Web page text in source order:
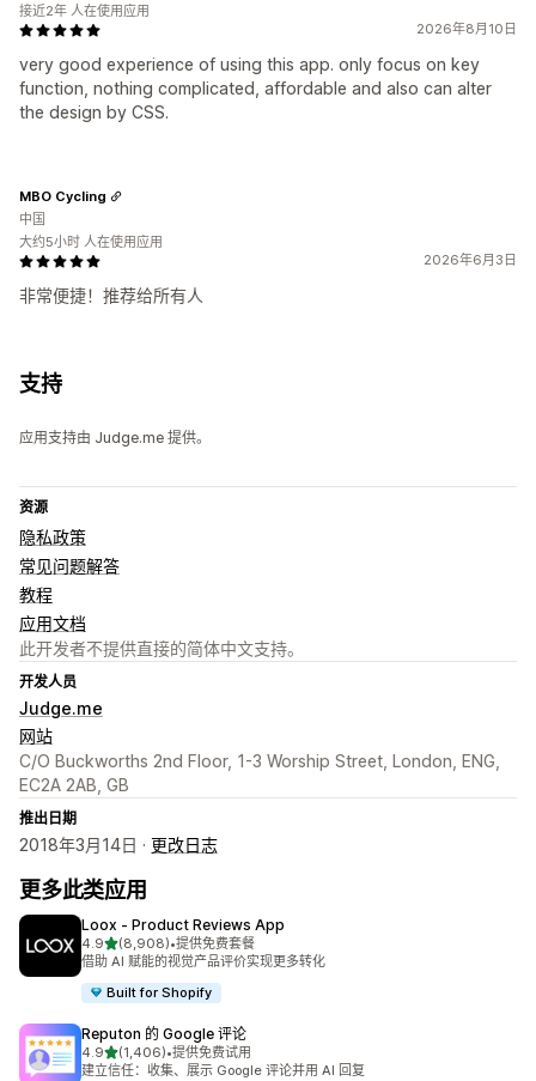
2026年8月10日
very good experience of using this app. only focus on key
function, nothing complicated, affordable and also can alter
the design by CSS.
接近2年 人在使用应用
2026年6月3日
非常便捷！推荐给所有人
MBO Cycling
中国
大约5小时 人在使用应用
支持
应用支持由 Judge.me 提供。
资源
隐私政策
常见问题解答
教程
应用文档
此开发者不提供直接的简体中文支持。
开发人员
Judge.me
网站
C/O Buckworths 2nd Floor, 1-3 Worship Street, London, ENG,
EC2A 2AB, GB
推出日期
2018年3月14日 · 更改日志
更多此类应用
Loox ‑ Product Reviews App
4.9星（满分 5 星）
(8,908)
总共 8908 条评论
•提供免费套餐
借助 AI 赋能的视觉产品评价实现更多转化
Built for Shopify
Reputon 的 Google 评论
4.9星（满分 5 星）
(1,406)
总共 1406 条评论
•提供免费试用
建立信任：收集、展示 Google 评论并用 AI 回复